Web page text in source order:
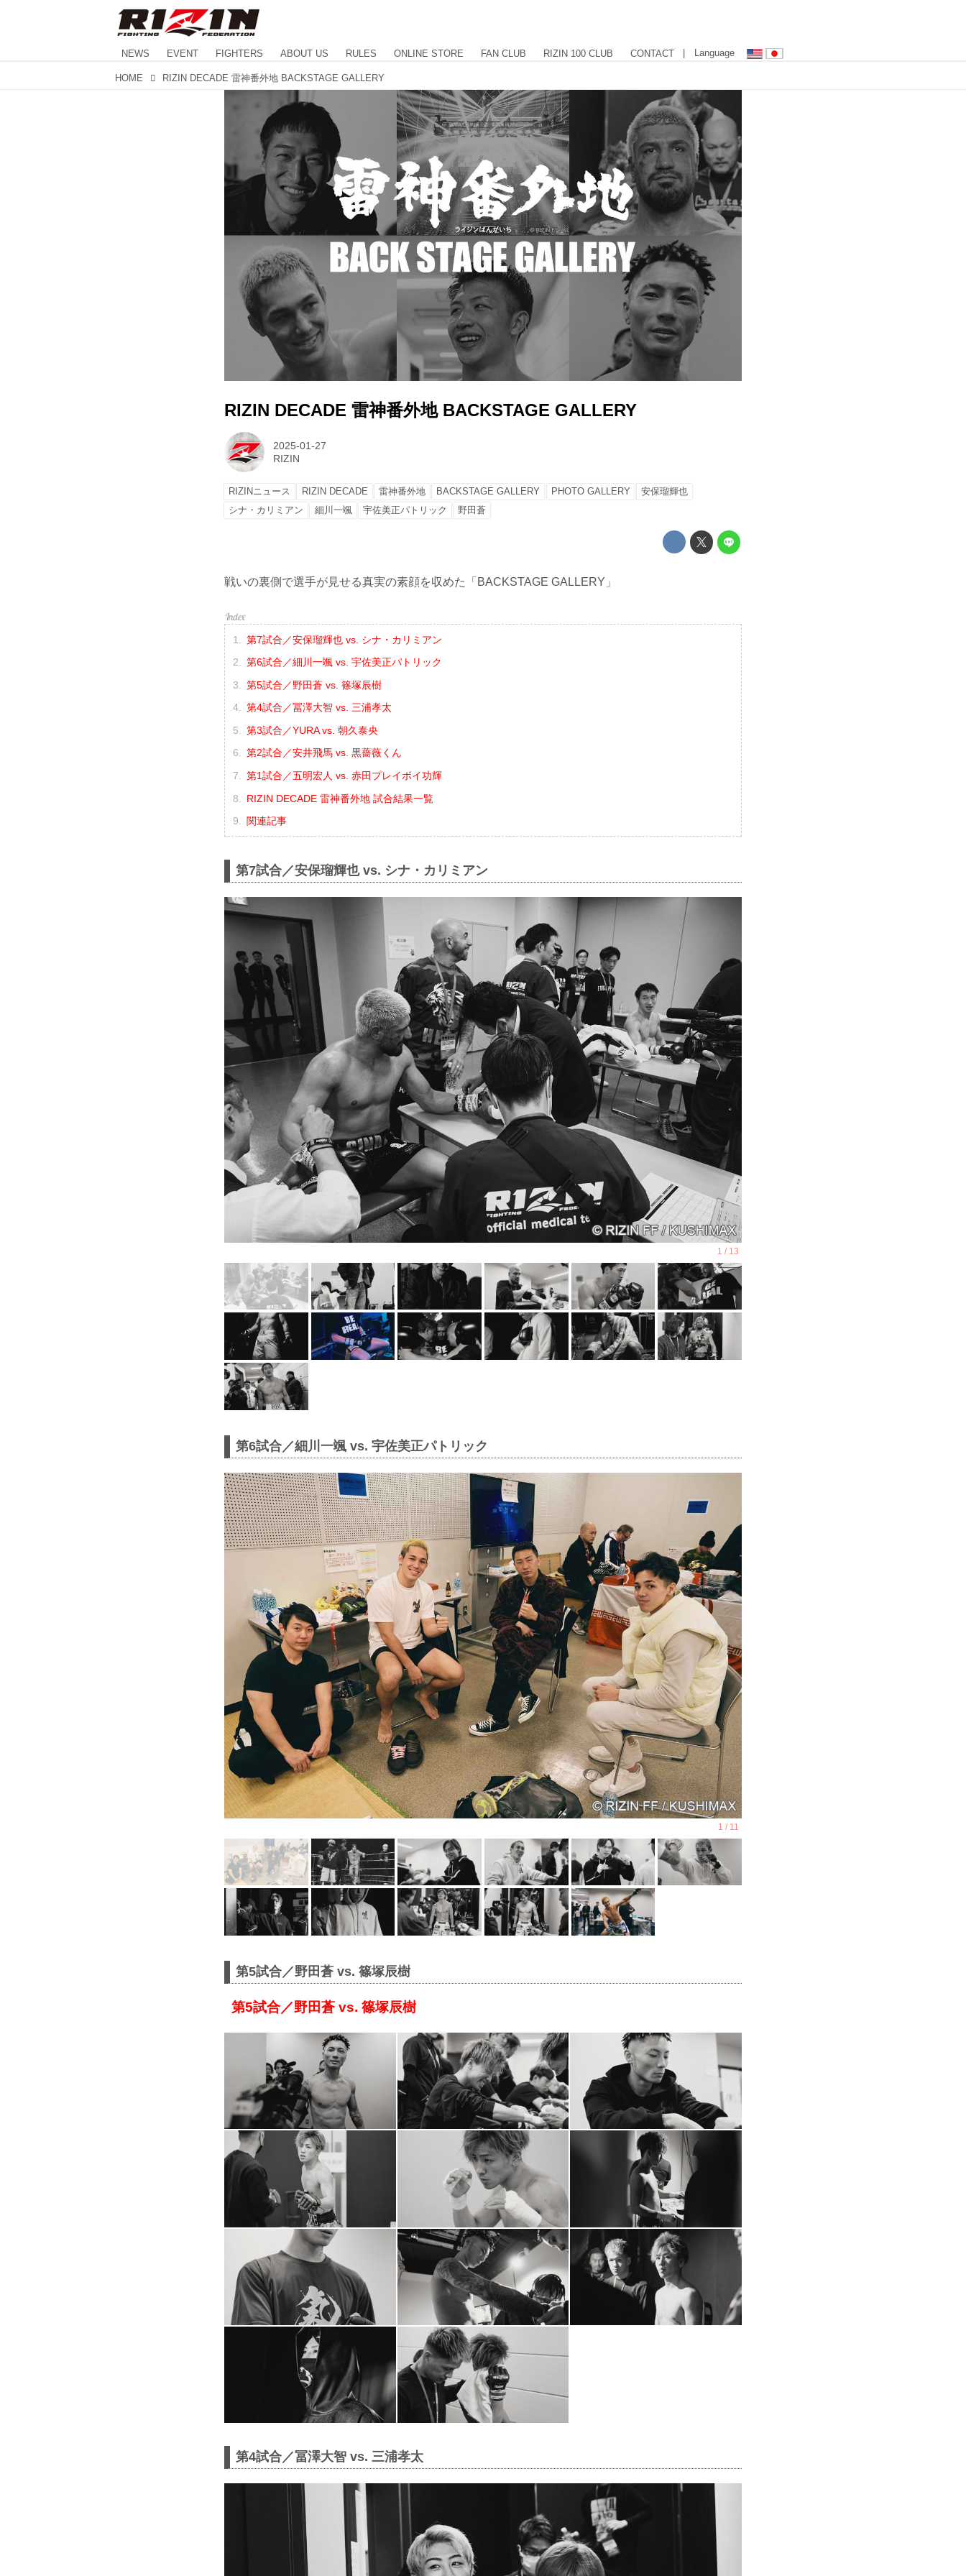
NEWS EVENT FIGHTERS ABOUT US RULES ONLINE STORE FAN CLUB RIZIN 100 CLUB CONTACT | Language
HOME RIZIN DECADE 雷神番外地 BACKSTAGE GALLERY
RIZIN DECADE 雷神番外地 BACKSTAGE GALLERY
2025-01-27
RIZIN
RIZINニュース RIZIN DECADE 雷神番外地 BACKSTAGE GALLERY PHOTO GALLERY
安保瑠輝也
シナ・カリミアン
細川一颯 宇佐美正パトリック 野田蒼
戦いの裏側で選手が見せる真実の素顔を収めた「BACKSTAGE GALLERY」
第7試合／安保瑠輝也 vs. シナ・カリミアン
第6試合／細川一颯 vs. 宇佐美正パトリック
第5試合／野田蒼 vs. 篠塚辰樹
第4試合／冨澤大智 vs. 三浦孝太
第3試合／YURA vs. 朝久泰央
第2試合／安井飛馬 vs. 黒薔薇くん
第1試合／五明宏人 vs. 赤田プレイボイ功輝
RIZIN DECADE 雷神番外地 試合結果一覧
関連記事
第7試合／安保瑠輝也 vs. シナ・カリミアン
第6試合／細川一颯 vs. 宇佐美正パトリック
第5試合／野田蒼 vs. 篠塚辰樹
第5試合／野田蒼 vs. 篠塚辰樹
第4試合／冨澤大智 vs. 三浦孝太